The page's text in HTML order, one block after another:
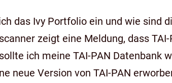
das Ivy Portfolio ein und wie sind
zeigt eine Meldung, dass
ich meine TAI-PAN Datenbank
neue Version von TAI-PAN